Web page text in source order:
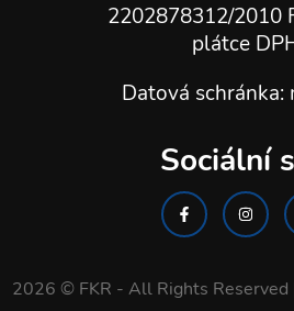
2202878312/2010
plátce
Datová schránka:
Sociální
2026 © FKR - All Rights Reserved